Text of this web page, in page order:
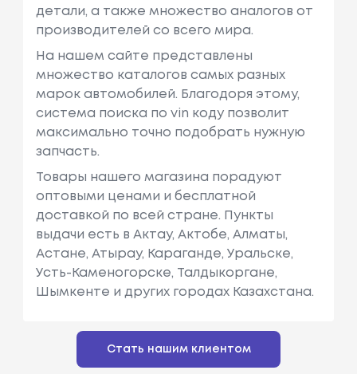
детали, а также множество аналогов от
производителей со всего мира.
На нашем сайте представлены
множество каталогов самых разных
марок автомобилей. Благодоря этому,
система поиска по vin коду позволит
максимально точно подобрать нужную
запчасть.
Товары нашего магазина порадуют
оптовыми ценами и бесплатной
доставкой по всей стране. Пункты
выдачи есть в Актау, Актобе, Алматы,
Астане, Атырау, Караганде, Уральске,
Усть-Каменогорске, Талдыкоргане,
Шымкенте и других городах Казахстана.
Стать нашим клиентом